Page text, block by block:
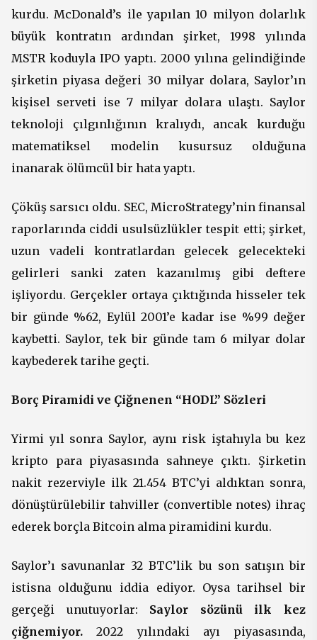
kurdu. McDonald’s ile yapılan 10 milyon dolarlık
büyük kontratın ardından şirket, 1998 yılında
MSTR koduyla IPO yaptı. 2000 yılına gelindiğinde
şirketin piyasa değeri 30 milyar dolara, Saylor’ın
kişisel serveti ise 7 milyar dolara ulaştı. Saylor
teknoloji çılgınlığının kralıydı, ancak kurduğu
matematiksel modelin kusursuz olduğuna
inanarak ölümcül bir hata yaptı.
Çöküş sarsıcı oldu. SEC, MicroStrategy’nin finansal
raporlarında ciddi usulsüzlükler tespit etti; şirket,
uzun vadeli kontratlardan gelecek gelecekteki
gelirleri sanki zaten kazanılmış gibi deftere
işliyordu. Gerçekler ortaya çıktığında hisseler tek
bir günde %62, Eylül 2001’e kadar ise %99 değer
kaybetti. Saylor, tek bir günde tam 6 milyar dolar
kaybederek tarihe geçti.
Borç Piramidi ve Çiğnenen “HODL” Sözleri
Yirmi yıl sonra Saylor, aynı risk iştahıyla bu kez
kripto para piyasasında sahneye çıktı. Şirketin
nakit rezerviyle ilk 21.454 BTC’yi aldıktan sonra,
dönüştürülebilir tahviller (convertible notes) ihraç
ederek borçla Bitcoin alma piramidini kurdu.
Saylor’ı savunanlar 32 BTC’lik bu son satışın bir
istisna olduğunu iddia ediyor. Oysa tarihsel bir
gerçeği unutuyorlar: Saylor sözünü ilk kez
çiğnemiyor. 2022 yılındaki ayı piyasasında,